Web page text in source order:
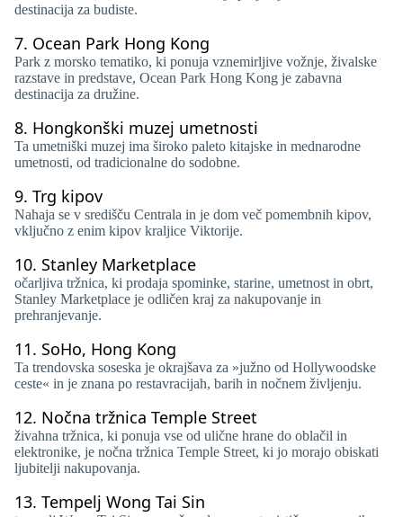
destinacija za budiste.
7. Ocean Park Hong Kong
Park z morsko tematiko, ki ponuja vznemirljive vožnje, živalske
razstave in predstave, Ocean Park Hong Kong je zabavna
destinacija za družine.
8. Hongkonški muzej umetnosti
Ta umetniški muzej ima široko paleto kitajske in mednarodne
umetnosti, od tradicionalne do sodobne.
9. Trg kipov
Nahaja se v središču Centrala in je dom več pomembnih kipov,
vključno z enim kipov kraljice Viktorije.
10. Stanley Marketplace
očarljiva tržnica, ki prodaja spominke, starine, umetnost in obrt,
Stanley Marketplace je odličen kraj za nakupovanje in
prehranjevanje.
11. SoHo, Hong Kong
Ta trendovska soseska je okrajšava za »južno od Hollywoodske
ceste« in je znana po restavracijah, barih in nočnem življenju.
12. Nočna tržnica Temple Street
živahna tržnica, ki ponuja vse od ulične hrane do oblačil in
elektronike, je nočna tržnica Temple Street, ki jo morajo obiskati
ljubitelji nakupovanja.
13. Tempelj Wong Tai Sin